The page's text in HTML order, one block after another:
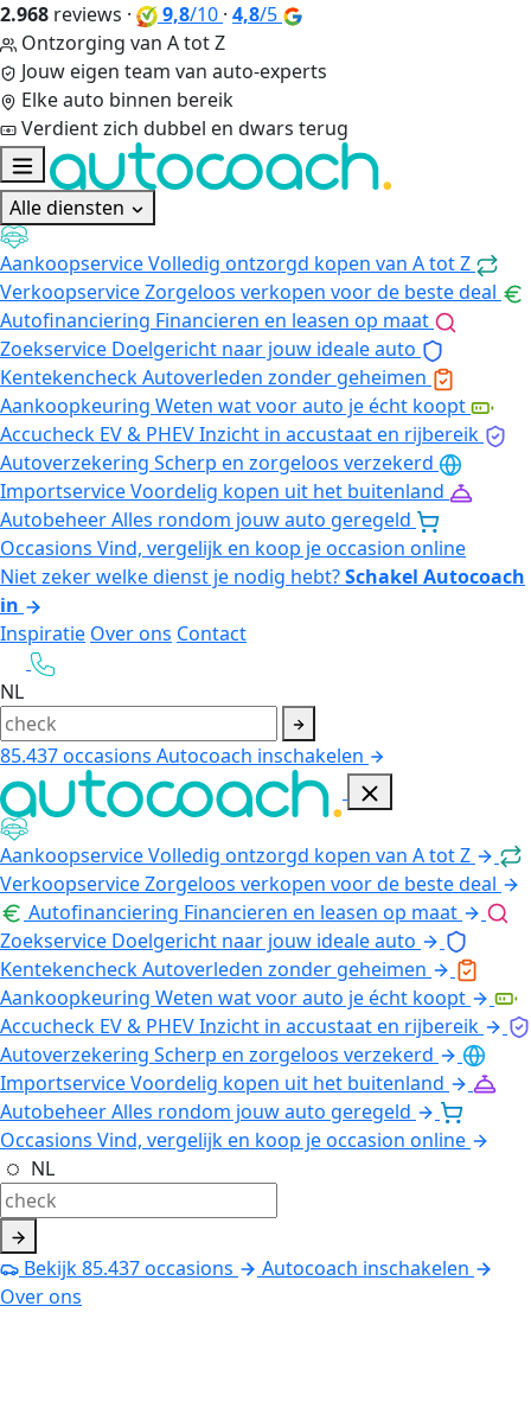
2.968 reviews · 9,8/10 · 4,8/5
Ontzorging van A tot Z
Jouw eigen team van auto-experts
Elke auto binnen bereik
Verdient zich dubbel en dwars terug
Alle diensten
AankoopserviceVolledig ontzorgd kopen van A tot Z
VerkoopserviceZorgeloos verkopen voor de beste deal
Autofinanciering Financieren en leasen op maat
Zoekservice Doelgericht naar jouw ideale auto
KentekencheckAutoverleden zonder geheimen
Aankoopkeuring Weten wat voor auto je écht koopt
Accucheck EV & PHEVInzicht in accustaat en rijbereik
Autoverzekering Scherp en zorgeloos verzekerd
ImportserviceVoordelig kopen uit het buitenland
AutobeheerAlles rondom jouw auto geregeld
Occasions Vind, vergelijk en koop je occasion online
Niet zeker welke dienst je nodig hebt?Schakel Autocoach
in
Inspiratie Over ons Contact
NL
85.437occasions Autocoach inschakelen
AankoopserviceVolledig ontzorgd kopen van A tot Z
VerkoopserviceZorgeloos verkopen voor de beste deal
Autofinanciering Financieren en leasen op maat
Zoekservice Doelgericht naar jouw ideale auto
KentekencheckAutoverleden zonder geheimen
Aankoopkeuring Weten wat voor auto je écht koopt
Accucheck EV & PHEVInzicht in accustaat en rijbereik
Autoverzekering Scherp en zorgeloos verzekerd
ImportserviceVoordelig kopen uit het buitenland
AutobeheerAlles rondom jouw auto geregeld
Occasions Vind, vergelijk en koop je occasion online
NL
Bekijk85.437occasions
Autocoach inschakelen
Over ons